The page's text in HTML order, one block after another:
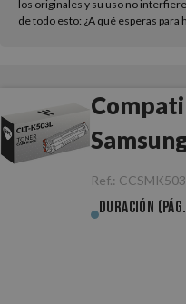
los originales y su uso no
de todo esto: ¿A qué esperas
K503L
Ref.:
Duración